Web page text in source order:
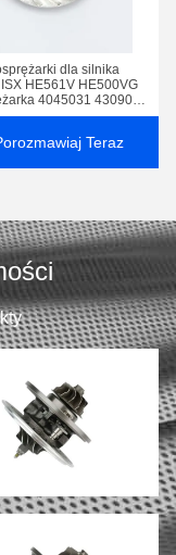
dla silnika
HE561V HE500VG
4045031 4309076
Teraz